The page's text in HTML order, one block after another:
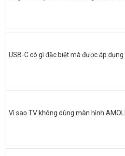
USB-C có gì đặc biệt mà được áp
Vì sao TV không dùng màn hình